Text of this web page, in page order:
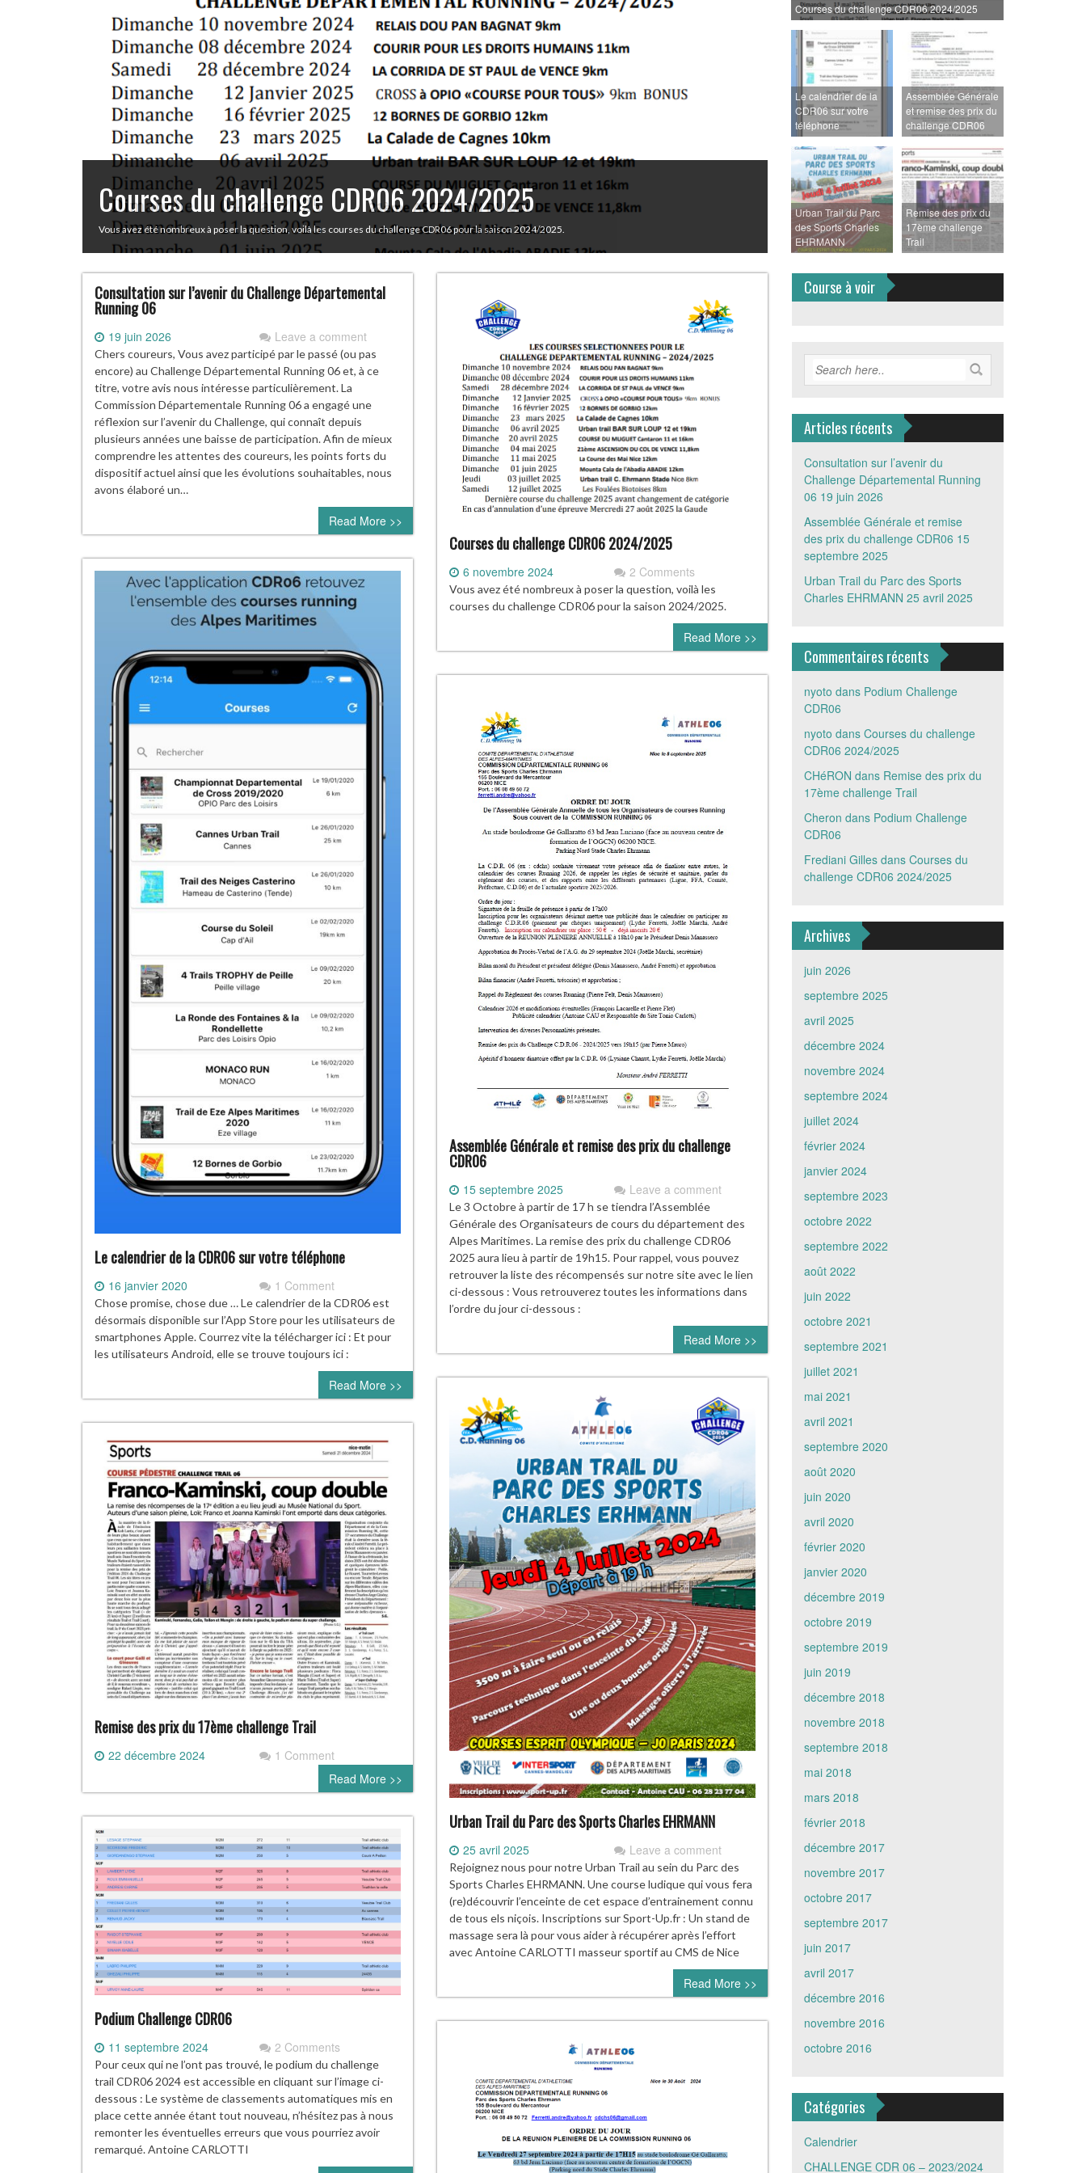
Le calendrier de la CDR06 sur votre téléphone
Chose promise, chose due … Le calendrier de la CDR06 est désormais disponible sur l’App Store pour les utilisateurs de smartphones Apple. Courrez
vite la télécharger ici : Et pour les utilisateurs Android, elle se trouve toujours ici :
Courses du challenge CDR06 2024/2025
Le calendrier de la
CDR06 sur votre
téléphone
Assemblée Générale
et remise des prix du
challenge CDR06
Urban Trail du Parc
des Sports Charles
EHRMANN
Remise des prix du
17ème challenge
Trail
Consultation sur l’avenir du Challenge Départemental
Running 06
19 juin 2026 Leave a comment
Chers coureurs, Vous avez participé par le passé (ou pas
encore) au Challenge Départemental Running 06 et, à ce
titre, votre avis nous intéresse particulièrement. La
Commission Départementale Running 06 a engagé une
réflexion sur l’avenir du Challenge, qui connaît depuis
plusieurs années une baisse de participation. Afin de mieux
comprendre les attentes des coureurs, les points forts du
dispositif actuel ainsi que les évolutions souhaitables, nous
avons élaboré un…
Read More >>
Courses du challenge CDR06 2024/2025
6 novembre 2024 2 Comments
Vous avez été nombreux à poser la question, voilà les
courses du challenge CDR06 pour la saison 2024/2025.
Read More >>
Le calendrier de la CDR06 sur votre téléphone
16 janvier 2020 1 Comment
Chose promise, chose due … Le calendrier de la CDR06 est
désormais disponible sur l’App Store pour les utilisateurs de
smartphones Apple. Courrez vite la télécharger ici : Et pour
les utilisateurs Android, elle se trouve toujours ici :
Read More >>
Assemblée Générale et remise des prix du challenge
CDR06
15 septembre 2025 Leave a comment
Le 3 Octobre à partir de 17 h se tiendra l’Assemblée
Générale des Organisateurs de cours du département des
Alpes Maritimes. La remise des prix du challenge CDR06
2025 aura lieu à partir de 19h15. Pour rappel, vous pouvez
retrouver la liste des récompensés sur notre site avec le lien
ci-dessous : Vous retrouverez toutes les informations dans
l’ordre du jour ci-dessous :
Read More >>
Urban Trail du Parc des Sports Charles EHRMANN
25 avril 2025 Leave a comment
Rejoignez nous pour notre Urban Trail au sein du Parc des
Sports Charles EHRMANN. Une course ludique qui vous fera
(re)découvrir l’enceinte de cet espace d’entrainement connu
de tous els niçois. Inscriptions sur Sport-Up.fr : Un stand de
massage sera là pour vous aider à récupérer après l’effort
avec Antoine CARLOTTI masseur sportif au CMS de Nice
Read More >>
Remise des prix du 17ème challenge Trail
22 décembre 2024
1 Comment
Read More >>
Podium Challenge CDR06
11 septembre 2024 2 Comments
Pour ceux qui ne l’ont pas trouvé, le podium du challenge
trail CDR06 2024 est accessible en cliquant sur l’image ci-
dessous : Le système de classements automatiques mis en
place cette année étant tout nouveau, n’hésitez pas à nous
remonter les éventuelles erreurs que vous pourriez avoir
remarqué. Antoine CARLOTTI
Course à voir
Articles récents
Consultation sur l’avenir du
Challenge Départemental Running
06 19 juin 2026
Assemblée Générale et remise
des prix du challenge CDR06 15
septembre 2025
Urban Trail du Parc des Sports
Charles EHRMANN 25 avril 2025
Commentaires récents
nyoto dans Podium Challenge
CDR06
nyoto dans Courses du challenge
CDR06 2024/2025
CHéRON dans Remise des prix du
17ème challenge Trail
Cheron dans Podium Challenge
CDR06
Frediani Gillesdans Courses du
challenge CDR06 2024/2025
Archives
juin 2026
septembre 2025
avril 2025
décembre 2024
novembre 2024
septembre 2024
juillet 2024
février 2024
janvier 2024
septembre 2023
octobre 2022
septembre 2022
août 2022
juin 2022
octobre 2021
septembre 2021
juillet 2021
mai 2021
avril 2021
septembre 2020
août 2020
juin 2020
avril 2020
février 2020
janvier 2020
décembre 2019
octobre 2019
septembre 2019
juin 2019
décembre 2018
novembre 2018
septembre 2018
mai 2018
mars 2018
février 2018
décembre 2017
novembre 2017
octobre 2017
septembre 2017
juin 2017
avril 2017
décembre 2016
novembre 2016
octobre 2016
Catégories
Calendrier
CHALLENGE CDR 06 – 2023/2024